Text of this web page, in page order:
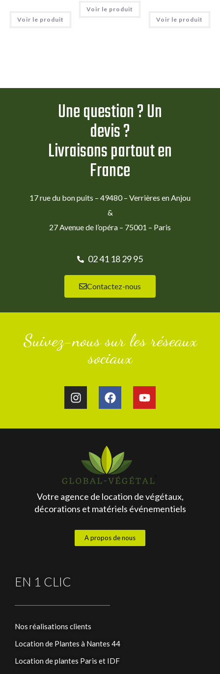
Voir le produit
Voir le produit
Voir le produit
Une question ? Un
devis ?
Livraisons partout en
France
17 rue du bon puits – 49480 – Verrières en Anjou
&
27 Avenue de l’opéra – 75001 – Paris
02 41 18 29 95
Contactez-nous
Suivez-nous sur les réseaux
sociaux
Votre agence de location de végétaux,
décorations et matériels événementiels
A propos de nous
EN 1 CLIC
Nos réalisations clients
Location de Plantes à Nantes 44
Location de plantes Paris et IDF